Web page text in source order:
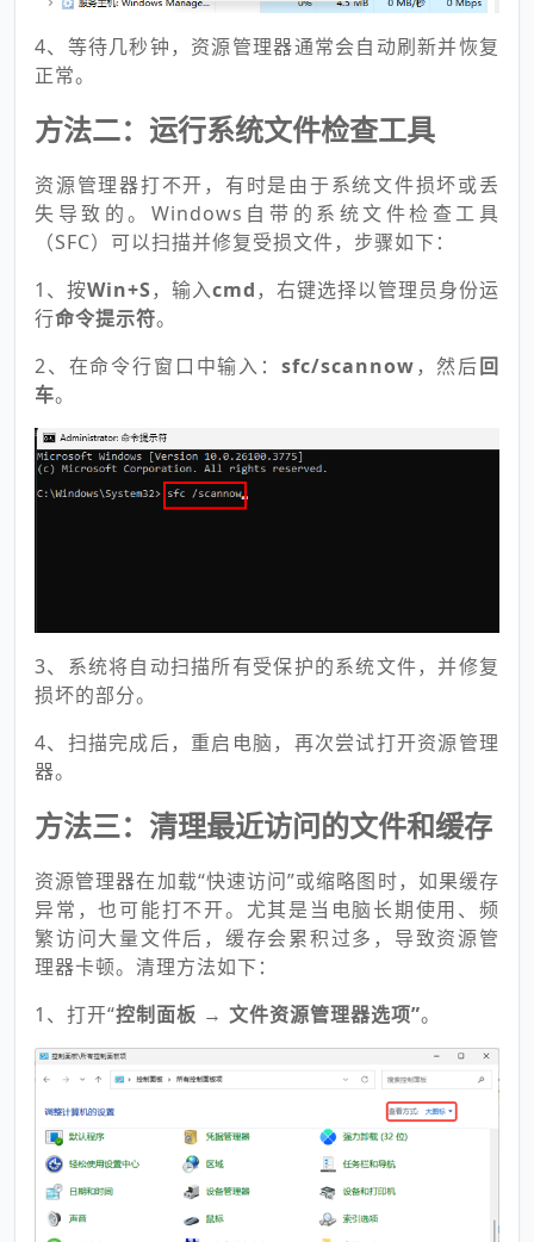
4、等待几秒钟，资源管理器通常会自动刷新并恢复
正常。
方法二：运行系统文件检查工具
资源管理器打不开，有时是由于系统文件损坏或丢
失导致的。Windows自带的系统文件检查工具
（SFC）可以扫描并修复受损文件，步骤如下：
1、按Win+S ，输入cmd ，右键选择以管理员身份运
行命令提示符。
2、在命令行窗口中输入： sfc/scannow ，然后回
车。
3、系统将自动扫描所有受保护的系统文件，并修复
损坏的部分。
4、扫描完成后，重启电脑，再次尝试打开资源管理
器。
方法三：清理最近访问的文件和缓存
资源管理器在加载“快速访问”或缩略图时，如果缓存
异常，也可能打不开。尤其是当电脑长期使用、频
繁访问大量文件后，缓存会累积过多，导致资源管
理器卡顿。清理方法如下：
1、打开“控制面板 → 文件资源管理器选项”。